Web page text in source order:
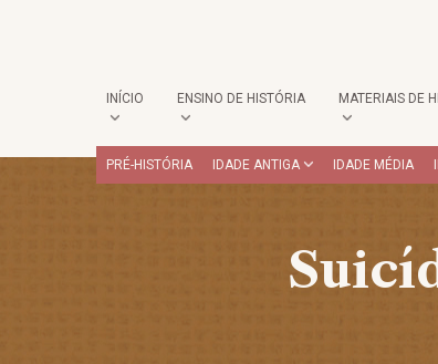
INÍCIO ENSINO DE HISTÓRIA MATERIAIS DE
PRÉ-HISTÓRIA IDADE ANTIGA IDADE MÉDIA